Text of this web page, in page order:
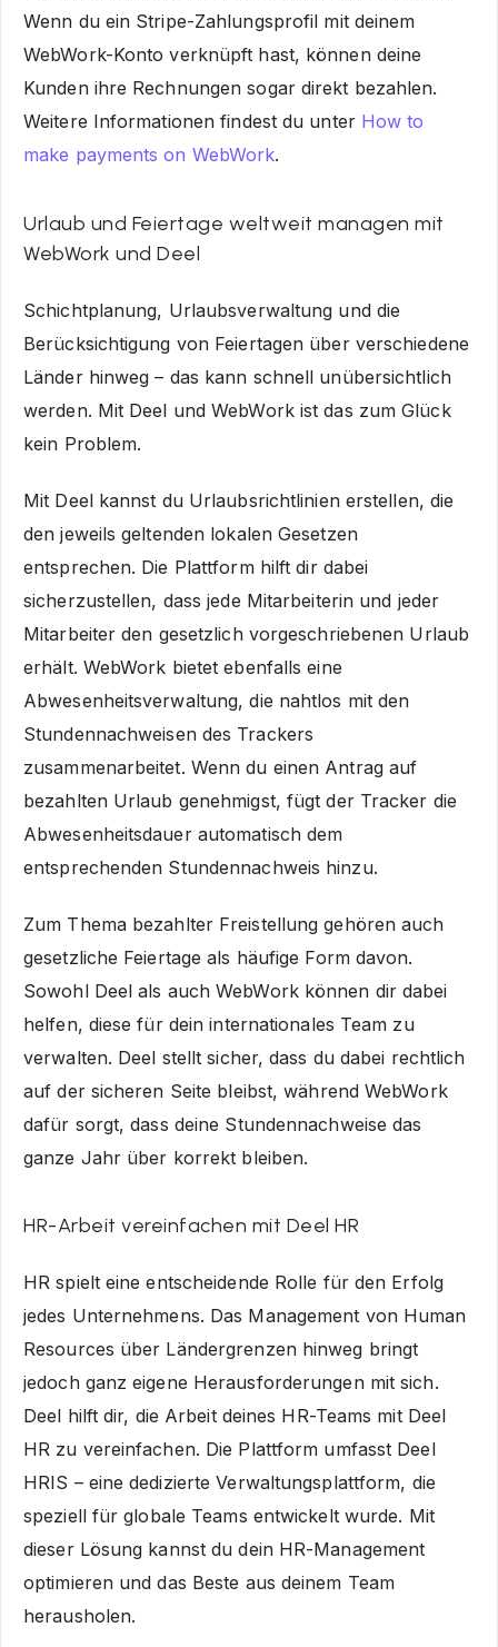
Wenn du ein Stripe-Zahlungsprofil mit deinem
WebWork-Konto verknüpft hast, können deine
Kunden ihre Rechnungen sogar direkt bezahlen.
Weitere Informationen findest du unter How to
make payments on WebWork.
Urlaub und Feiertage weltweit managen mit
WebWork und Deel
Schichtplanung, Urlaubsverwaltung und die
Berücksichtigung von Feiertagen über verschiedene
Länder hinweg – das kann schnell unübersichtlich
werden. Mit Deel und WebWork ist das zum Glück
kein Problem.
Mit Deel kannst du Urlaubsrichtlinien erstellen, die
den jeweils geltenden lokalen Gesetzen
entsprechen. Die Plattform hilft dir dabei
sicherzustellen, dass jede Mitarbeiterin und jeder
Mitarbeiter den gesetzlich vorgeschriebenen Urlaub
erhält. WebWork bietet ebenfalls eine
Abwesenheitsverwaltung, die nahtlos mit den
Stundennachweisen des Trackers
zusammenarbeitet. Wenn du einen Antrag auf
bezahlten Urlaub genehmigst, fügt der Tracker die
Abwesenheitsdauer automatisch dem
entsprechenden Stundennachweis hinzu.
Zum Thema bezahlter Freistellung gehören auch
gesetzliche Feiertage als häufige Form davon.
Sowohl Deel als auch WebWork können dir dabei
helfen, diese für dein internationales Team zu
verwalten. Deel stellt sicher, dass du dabei rechtlich
auf der sicheren Seite bleibst, während WebWork
dafür sorgt, dass deine Stundennachweise das
ganze Jahr über korrekt bleiben.
HR-Arbeit vereinfachen mit Deel HR
HR spielt eine entscheidende Rolle für den Erfolg
jedes Unternehmens. Das Management von Human
Resources über Ländergrenzen hinweg bringt
jedoch ganz eigene Herausforderungen mit sich.
Deel hilft dir, die Arbeit deines HR-Teams mit Deel
HR zu vereinfachen. Die Plattform umfasst Deel
HRIS – eine dedizierte Verwaltungsplattform, die
speziell für globale Teams entwickelt wurde. Mit
dieser Lösung kannst du dein HR-Management
optimieren und das Beste aus deinem Team
herausholen.